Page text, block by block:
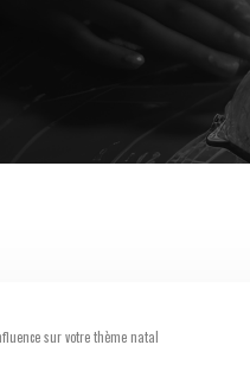
sur votre thème natal